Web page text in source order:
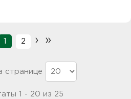
1 2 › »
странице
1 - 20 из 25